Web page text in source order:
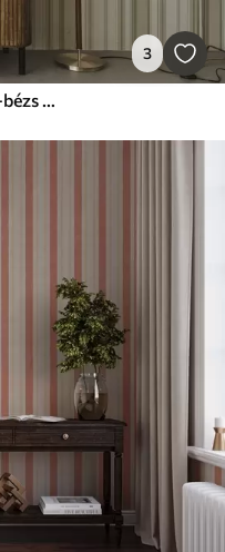
3
Falvédő Krémszínű háttér szürke-bézs függőleges csíkokkal